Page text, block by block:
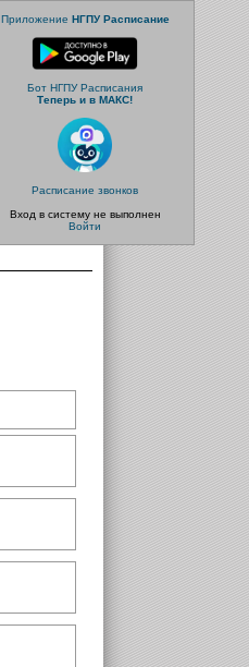
Приложение НГПУ Расписание
Бот НГПУ Расписания
Теперь и в МАКС!
Расписание звонков
Вход в систему не выполнен
Войти